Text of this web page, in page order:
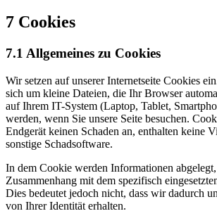
7 Cookies
7.1 Allgemeines zu Cookies
Wir setzen auf unserer Internetseite Cookies
sich um kleine Dateien, die Ihr Browser
auf Ihrem IT-System (Laptop, Tablet,
werden, wenn Sie unsere Seite besuchen.
Endgerät keinen Schaden an, enthalten keine
sonstige Schadsoftware.
In dem Cookie werden Informationen
Zusammenhang mit dem spezifisch
Dies bedeutet jedoch nicht, dass wir dadurch
von Ihrer Identität erhalten.